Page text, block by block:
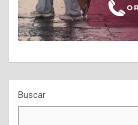
Buscar